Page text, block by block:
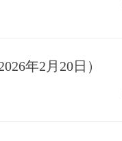
年2月20日）